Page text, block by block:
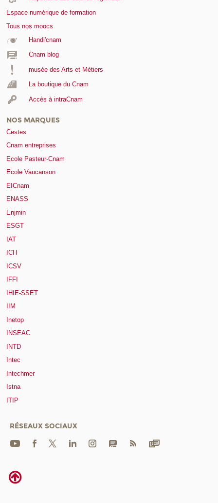
Espace numérique de formation
Tous nos moocs
Handi'cnam
Cnam blog
musée des Arts et Métiers
La boutique du Cnam
Accès à intraCnam
NOS MARQUES
Cestes
Cnam entreprises
Ecole Pasteur-Cnam
Ecole Vaucanson
EICnam
ENASS
Enjmin
ESGT
IAT
ICH
ICSV
IFFI
IHIE-SSET
IIM
Inetop
INSEAC
INTD
Intec
Intechmer
Istna
ITIP
RÉSEAUX SOCIAUX